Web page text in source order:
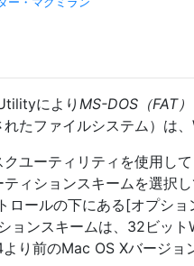
により MS-DOS（FAT）
たファイルシステム）は
ユーティリティを使用し
ティションスキームを選択
ロールの下にある[オプシ
ョンスキームは、32ビッ
り前のMac OS Xバージョ